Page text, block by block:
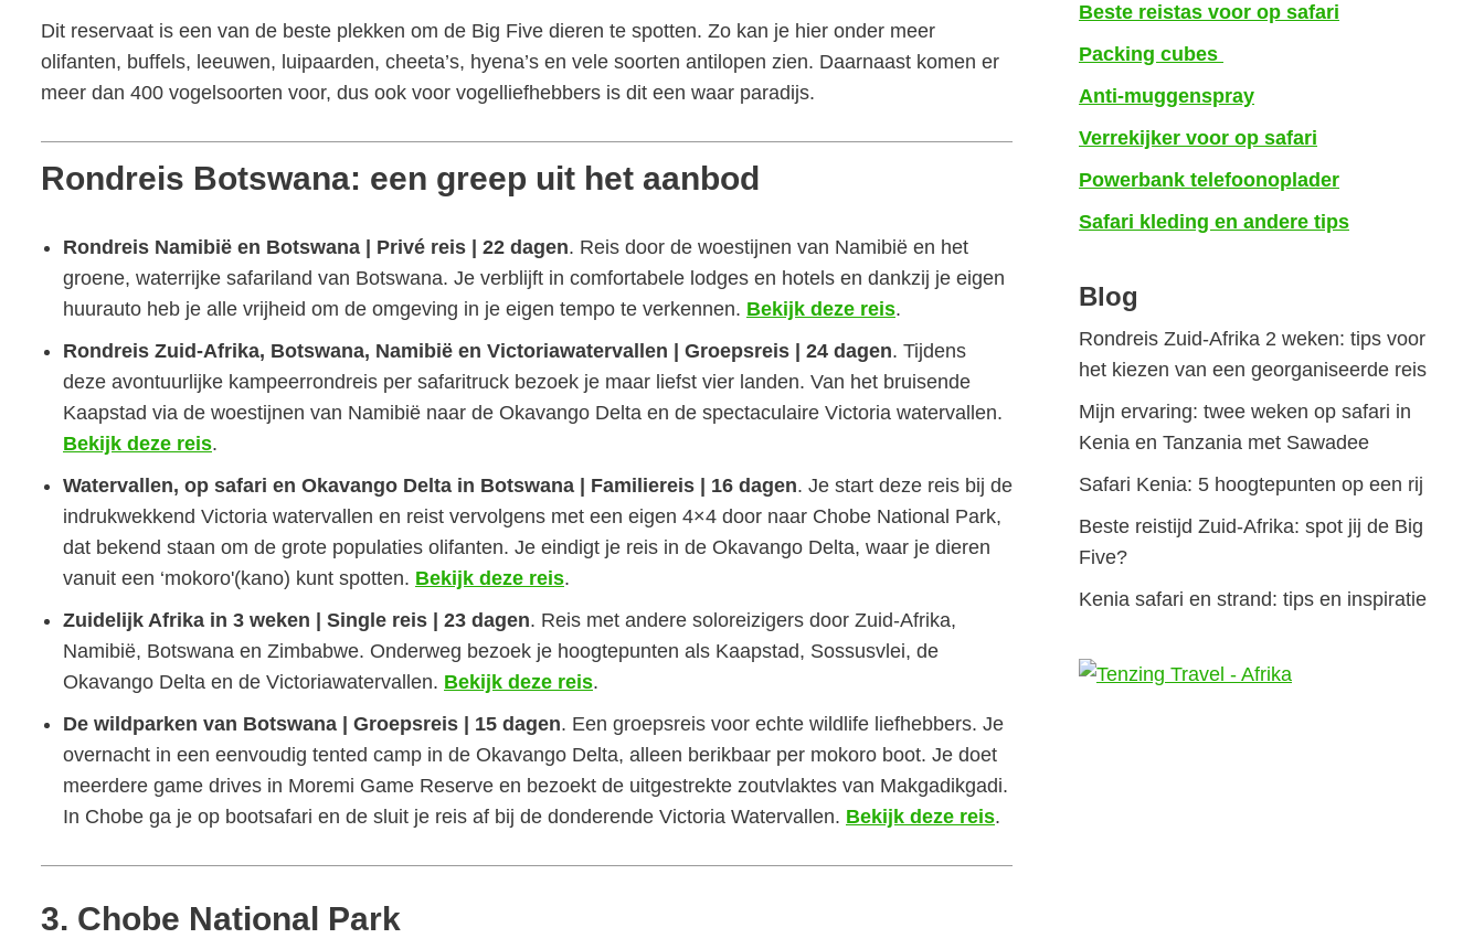
Dit reservaat is een van de beste plekken om de Big Five dieren te spotten. Zo kan je hier onder meer
olifanten, buffels, leeuwen, luipaarden, cheeta’s, hyena’s en vele soorten antilopen zien. Daarnaast komen er
meer dan 400 vogelsoorten voor, dus ook voor vogelliefhebbers is dit een waar paradijs.
Rondreis Botswana: een greep uit het aanbod
Rondreis Namibië en Botswana | Privé reis | 22 dagen. Reis door de woestijnen van Namibië en het
groene, waterrijke safariland van Botswana. Je verblijft in comfortabele lodges en hotels en dankzij je eigen
huurauto heb je alle vrijheid om de omgeving in je eigen tempo te verkennen. Bekijk deze reis.
Rondreis Zuid-Afrika, Botswana, Namibië en Victoriawatervallen | Groepsreis | 24 dagen. Tijdens
deze avontuurlijke kampeerrondreis per safaritruck bezoek je maar liefst vier landen. Van het bruisende
Kaapstad via de woestijnen van Namibië naar de Okavango Delta en de spectaculaire Victoria watervallen.
Bekijk deze reis.
Watervallen, op safari en Okavango Delta in Botswana | Familiereis | 16 dagen. Je start deze reis bij de
indrukwekkend Victoria watervallen en reist vervolgens met een eigen 4×4 door naar Chobe National Park,
dat bekend staan om de grote populaties olifanten. Je eindigt je reis in de Okavango Delta, waar je dieren
vanuit een ‘mokoro'(kano) kunt spotten. Bekijk deze reis.
Zuidelijk Afrika in 3 weken | Single reis | 23 dagen. Reis met andere soloreizigers door Zuid-Afrika,
Namibië, Botswana en Zimbabwe. Onderweg bezoek je hoogtepunten als Kaapstad, Sossusvlei, de
Okavango Delta en de Victoriawatervallen. Bekijk deze reis.
De wildparken van Botswana | Groepsreis | 15 dagen. Een groepsreis voor echte wildlife liefhebbers. Je
overnacht in een eenvoudig tented camp in de Okavango Delta, alleen berikbaar per mokoro boot. Je doet
meerdere game drives in Moremi Game Reserve en bezoekt de uitgestrekte zoutvlaktes van Makgadikgadi.
In Chobe ga je op bootsafari en de sluit je reis af bij de donderende Victoria Watervallen. Bekijk deze reis.
3. Chobe National Park
Beste reistas voor op safari
Packing cubes
Anti-muggenspray
Verrekijker voor op safari
Powerbank telefoonoplader
Safari kleding en andere tips
Blog
Rondreis Zuid-Afrika 2 weken: tips voor
het kiezen van een georganiseerde reis
Mijn ervaring: twee weken op safari in
Kenia en Tanzania met Sawadee
Safari Kenia: 5 hoogtepunten op een rij
Beste reistijd Zuid-Afrika: spot jij de Big
Five?
Kenia safari en strand: tips en inspiratie